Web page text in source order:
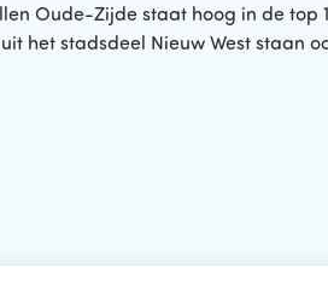
Oude-Zijde staat hoog in de top
het stadsdeel Nieuw West staan